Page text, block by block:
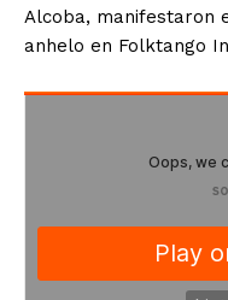
Alcoba, manifestaron
anhelo en Folktango